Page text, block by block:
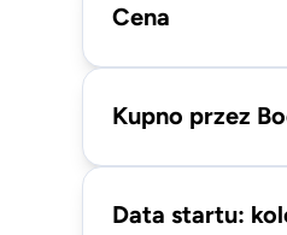
Cena
Kupno przez
Data startu: